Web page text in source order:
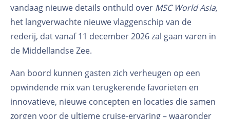
vandaag nieuwe details onthuld over MSC World Asia,
het langverwachte nieuwe vlaggenschip van de
rederij, dat vanaf 11 december 2026 zal gaan varen in
de Middellandse Zee.
Aan boord kunnen gasten zich verheugen op een
opwindende mix van terugkerende favorieten en
innovatieve, nieuwe concepten en locaties die samen
zorgen voor de ultieme cruise-ervaring – waaronder